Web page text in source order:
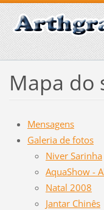
Mapa do
Mensagens
Galeria de fotos
Niver Sarinha
AquaShow -
Natal 2008
Jantar Chinês